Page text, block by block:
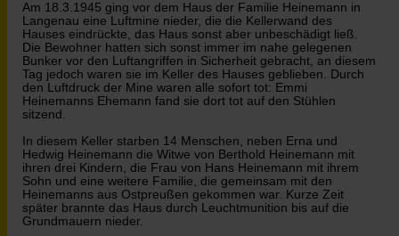
Am 18.3.1945 ging vor dem Haus der Familie Heinemann in
Langenau eine Luftmine nieder, die die Kellerwand des
Hauses eindrückte, das Haus sonst aber unbeschädigt ließ.
Die Bewohner hatten sich sonst immer im nahe gelegenen
Bunker vor den Luftangriffen in Sicherheit gebracht, an diesem
Tag jedoch waren sie im Keller des Hauses geblieben. Durch
den Luftdruck der Mine waren alle sofort tot: Emmi
Heinemanns Ehemann fand sie dort tot auf den Stühlen
sitzend.
In diesem Keller starben 14 Menschen, neben Erna und
Hedwig Heinemann die Witwe von Berthold Heinemann mit
ihren drei Kindern, die Frau von Hans Heinemann mit ihrem
Sohn und eine weitere Familie, die gemeinsam mit den
Heinemanns aus Ostpreußen gekommen war. Kurze Zeit
später brannte das Haus durch Leuchtmunition bis auf die
Grundmauern nieder.